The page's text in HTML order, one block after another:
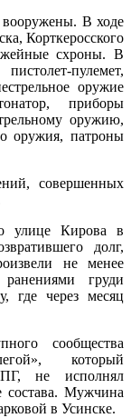
вооружены. В ходе
Корткеросского
схроны. В
пулемет,
оружие
приборы
оружию,
оружия, патроны
совершенных
улице Кирова в
долг,
не менее
груди
где через месяц
сообщества
который
не исполнял
состава. Мужчина
в Усинске.